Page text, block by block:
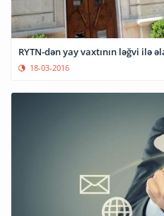
RYTN-dən yay vaxtının ləğvi ilə
18-03-2016